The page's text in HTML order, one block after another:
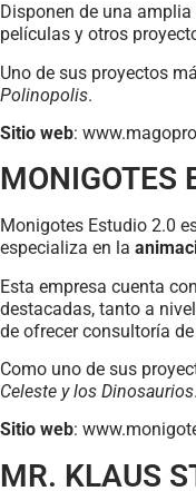
Disponen de una amplia
películas y otros
Uno de sus proyectos
Polinopolis.
Sitio web:
MONIGOTES
Monigotes Estudio 2.0
especializa en la
Esta empresa cuenta
destacadas, tanto a
de ofrecer consultoría
Como uno de sus
Celeste y los Dinosaurios.
Sitio web:
MR. KLAUS